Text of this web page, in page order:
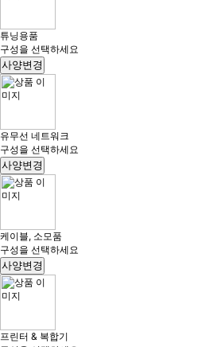
튜닝용품
구성을 선택하세요
사양변경
유무선 네트워크
구성을 선택하세요
사양변경
케이블, 소모품
구성을 선택하세요
사양변경
프린터 & 복합기